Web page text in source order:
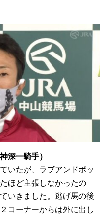
深一騎手）
いたが、ラブアンドポッ
ほど主張しなかったの
いきました。逃げ馬の後
コーナーからは外に出し